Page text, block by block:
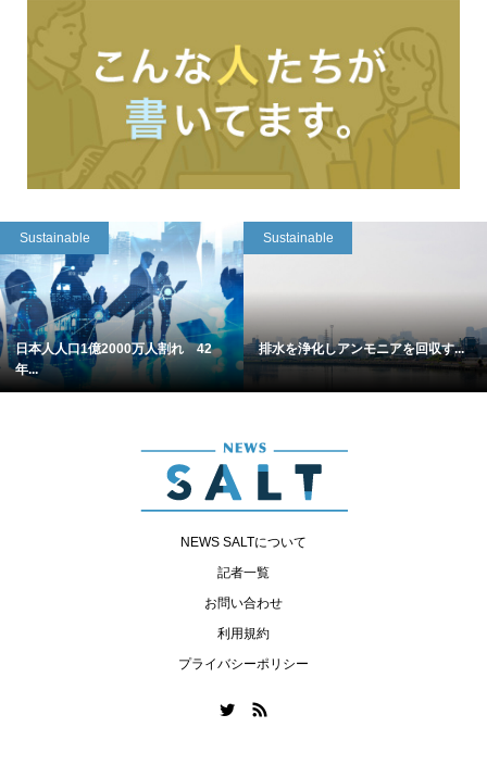
Sustainable
日本人人口1億2000万人割れ 42
年...
Sustainable
排水を浄化しアンモニアを回収す...
NEWS SALTについて
記者一覧
お問い合わせ
利用規約
プライバシーポリシー